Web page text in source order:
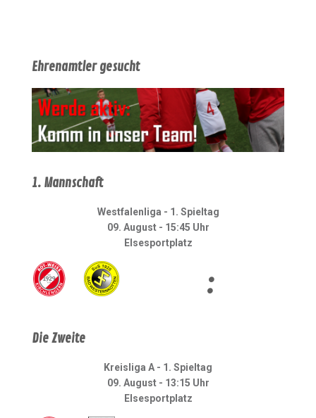
Ehrenamtler gesucht
1. Mannschaft
Westfalenliga - 1. Spieltag
09. August - 15:45 Uhr
Elsesportplatz
:
Die Zweite
Kreisliga A - 1. Spieltag
09. August - 13:15 Uhr
Elsesportplatz